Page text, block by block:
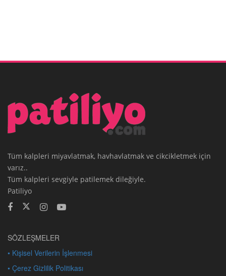
Tüm kalpleri miyavlatmak, havhavlatmak ve cikcikletmek için
varız..
Tüm kalpleri sevgiyle patilemek dileğiyle.
Patiliyo
SÖZLEŞMELER
• Kişisel Verilerin İşlenmesi
• Çerez Gizlilik Politikası